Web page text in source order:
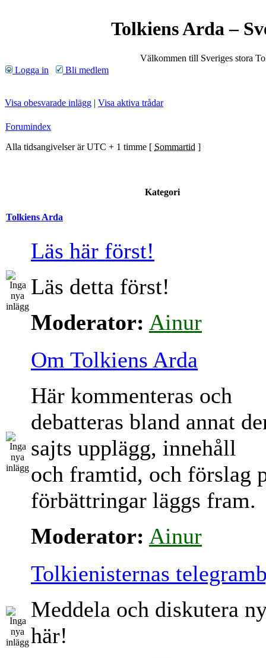
Tolkiens Arda –
Välkommen till Sveriges stora
Logga in
Bli medlem
Visa obesvarade inlägg | Visa aktiva trådar
Forumindex
Alla tidsangivelser är UTC + 1 timme [ Sommartid ]
Kategori
Tolkiens Arda
Läs här först!
Läs detta först!
Moderator: Ainur
Om Tolkiens Arda
Här kommenteras och
debatteras bland annat
sajts upplägg, innehåll
och framtid, och förslag
förbättringar läggs fram.
Moderator: Ainur
Tolkienisternas
Meddela och diskutera
här!